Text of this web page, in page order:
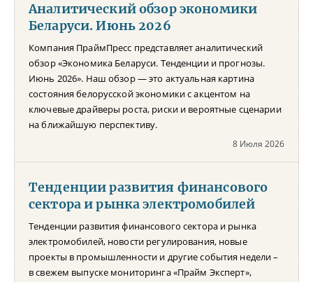
Аналитический обзор экономики
Беларуси. Июнь 2026
Компания ПраймПресс представляет аналитический
обзор «Экономика Беларуси. Тенденции и прогнозы.
Июнь 2026». Наш обзор — это актуальная картина
состояния белорусской экономики с акцентом на
ключевые драйверы роста, риски и вероятные сценарии
на ближайшую перспективу.
8 Июля 2026
Тенденции развития финансового
сектора и рынка электромобилей
Тенденции развития финансового сектора и рынка
электромобилей, новости регулирования, новые
проекты в промышленности и другие события недели –
в свежем выпуске мониторинга «Прайм Эксперт»,